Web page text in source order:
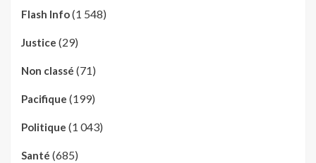
Flash Info(1 548)
Justice (29)
Non classé (71)
Pacifique (199)
Politique (1 043)
Santé (685)